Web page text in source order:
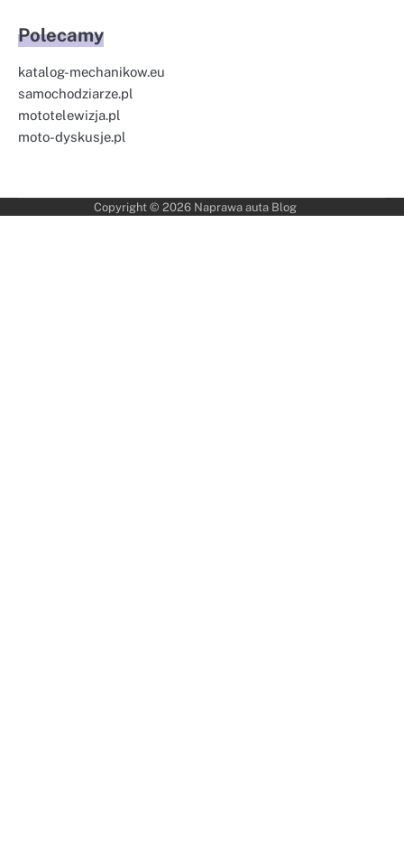
Polecamy
katalog-mechanikow.eu
samochodziarze.pl
mototelewizja.pl
moto-dyskusje.pl
Copyright © 2026 Naprawa auta Blog